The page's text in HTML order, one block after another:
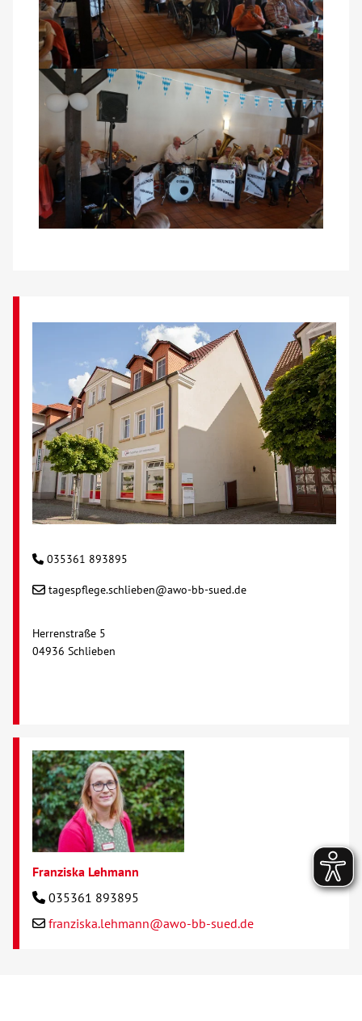
035361 893895
tagespflege.schlieben@awo-bb-sued.de
Herrenstraße 5
04936 Schlieben
Franziska Lehmann
035361 893895
franziska.lehmann@awo-bb-sued.de